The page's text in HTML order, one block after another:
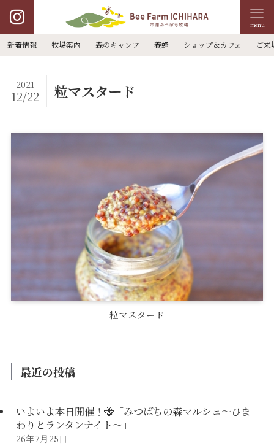
menu
新着情報 牧場案内 森のキャンプ 養蜂 ショップ＆カフェ ご来
粒マスタード
2021
12/22
粒マスタード
最近の投稿
いよいよ本日開催！🐝「みつばちの森マルシェ〜ひま
わりとランタンナイト〜」
26年7月25日